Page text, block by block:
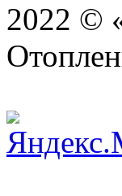
2022 ©